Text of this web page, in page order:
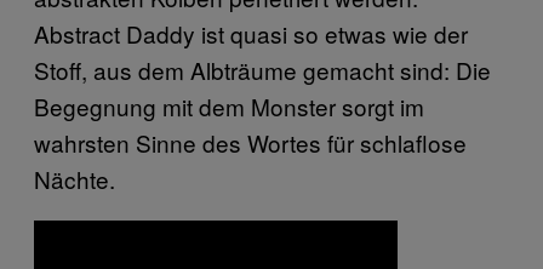
Abstract Daddy ist quasi so etwas wie der
Stoff, aus dem Albträume gemacht sind: Die
Begegnung mit dem Monster sorgt im
wahrsten Sinne des Wortes für schlaflose
Nächte.